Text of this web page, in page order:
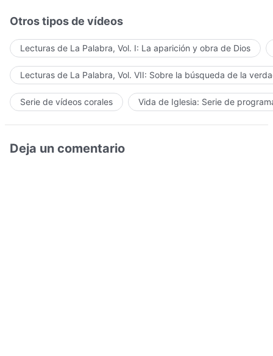
Otros tipos de vídeos
Lecturas de La Palabra, Vol. I: La aparición y obra de Dios
Lecturas de La Palabra, Vol. VII: Sobre la búsqueda de la
Serie de vídeos corales Vida de Iglesia: Serie de
Deja un comentario